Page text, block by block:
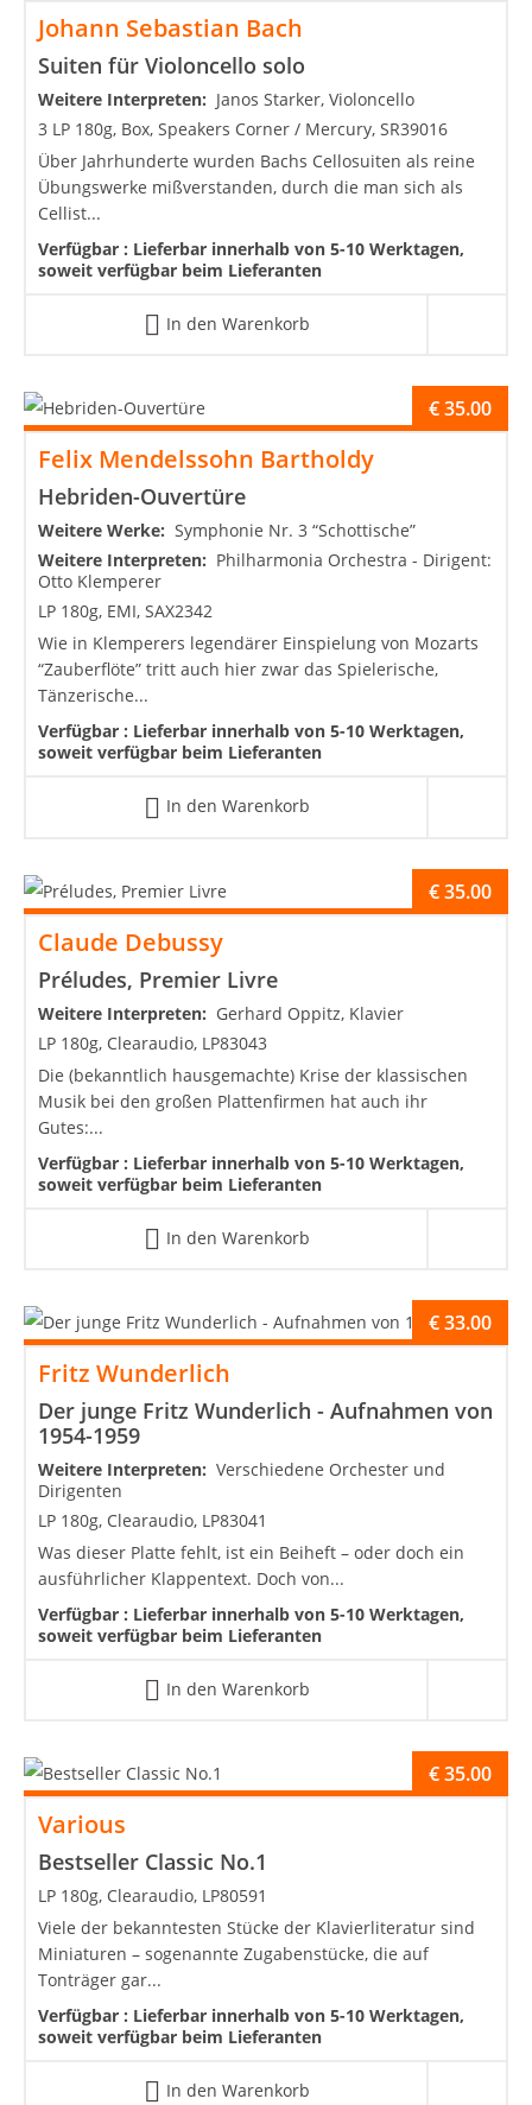
Johann Sebastian Bach
Suiten für Violoncello solo
Weitere Interpreten: Janos Starker, Violoncello
3 LP 180g, Box, Speakers Corner / Mercury, SR39016
Über Jahrhunderte wurden Bachs Cellosuiten als reine
Übungswerke mißverstanden, durch die man sich als
Cellist...
Verfügbar : Lieferbar innerhalb von 5-10 Werktagen,
soweit verfügbar beim Lieferanten
In den Warenkorb
Felix Mendelssohn Bartholdy
Hebriden-Ouvertüre
€35.00
Weitere Werke: Symphonie Nr. 3 “Schottische”
Weitere Interpreten: Philharmonia Orchestra - Dirigent:
Otto Klemperer
LP 180g, EMI, SAX2342
Wie in Klemperers legendärer Einspielung von Mozarts
“Zauberflöte” tritt auch hier zwar das Spielerische,
Tänzerische...
Verfügbar : Lieferbar innerhalb von 5-10 Werktagen,
soweit verfügbar beim Lieferanten
In den Warenkorb
Claude Debussy
Préludes, Premier Livre
€35.00
Weitere Interpreten: Gerhard Oppitz, Klavier
LP 180g, Clearaudio, LP83043
Die (bekanntlich hausgemachte) Krise der klassischen
Musik bei den großen Plattenfirmen hat auch ihr
Gutes:...
Verfügbar : Lieferbar innerhalb von 5-10 Werktagen,
soweit verfügbar beim Lieferanten
In den Warenkorb
Fritz Wunderlich
Der junge Fritz Wunderlich - Aufnahmen von
1954-1959
€33.00
Weitere Interpreten: Verschiedene Orchester und
Dirigenten
LP 180g, Clearaudio, LP83041
Was dieser Platte fehlt, ist ein Beiheft – oder doch ein
ausführlicher Klappentext. Doch von...
Verfügbar : Lieferbar innerhalb von 5-10 Werktagen,
soweit verfügbar beim Lieferanten
In den Warenkorb
Various
Bestseller Classic No.1
€35.00
LP 180g, Clearaudio, LP80591
Viele der bekanntesten Stücke der Klavierliteratur sind
Miniaturen – sogenannte Zugabenstücke, die auf
Tonträger gar...
Verfügbar : Lieferbar innerhalb von 5-10 Werktagen,
soweit verfügbar beim Lieferanten
In den Warenkorb